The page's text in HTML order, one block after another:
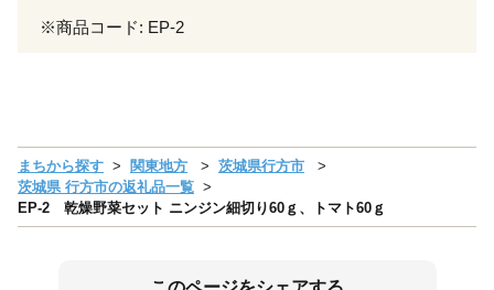
※商品コード: EP-2
まちから探す 関東地方
茨城県行方市
茨城県 行方市の返礼品一覧
EP-2 乾燥野菜セット ニンジン細切り60ｇ、トマト60ｇ